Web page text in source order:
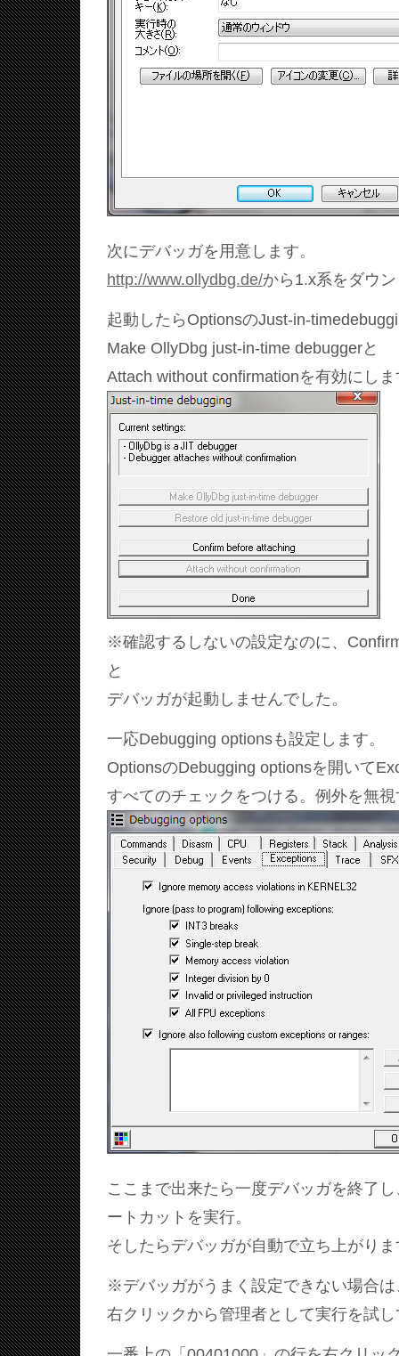
次にデバッガを用意します。
http://www.ollydbg.de/から1.x系をダウ
起動したらOptionsのJust-in-
Make OllyDbg just-in-time debuggerと
Attach without confirmationを有効にしま
※確認するしないの設定なのに、
と
デバッガが起動しませんでした。
一応Debugging optionsも設定します。
OptionsのDebugging optionsを開いて
すべてのチェックをつける。例外を無
ここまで出来たら一度デバッガを終了
ートカットを実行。
そしたらデバッガが自動で立ち上がりま
※デバッガがうまく設定できない場合は
右クリックから管理者として実行を試